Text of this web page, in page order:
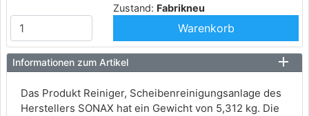
Zustand: Fabrikneu
Warenkorb
Informationen zum Artikel
Das Produkt Reiniger, Scheibenreinigungsanlage des
Herstellers SONAX hat ein Gewicht von 5,312 kg. Die